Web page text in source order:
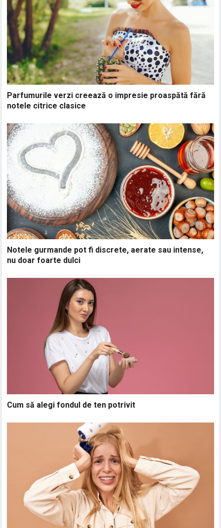
Parfumurile verzi creează o impresie proaspătă fără
notele citrice clasice
Notele gurmande pot fi discrete, aerate sau intense,
nu doar foarte dulci
Cum să alegi fondul de ten potrivit